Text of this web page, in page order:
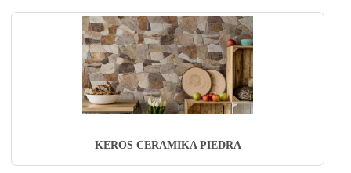
KEROS CERAMIKA PIEDRA